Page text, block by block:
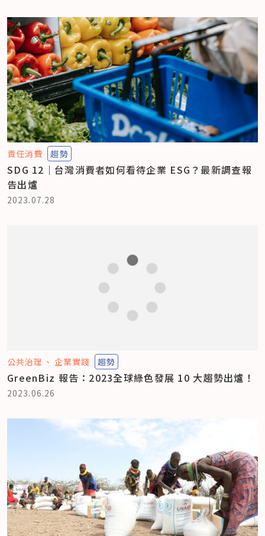
責任消費 趨勢
SDG 12｜台灣消費者如何看待企業 ESG？最新調查報
告出爐
2023.07.28
公共治理 企業實踐 趨勢
GreenBiz 報告：2023全球綠色發展 10 大趨勢出爐！
2023.06.26